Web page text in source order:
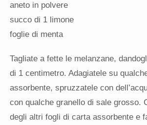
aneto in polvere
succo di 1 limone
foglie di menta
Tagliate a fette le melanzane,
di 1 centimetro. Adagiatele su
assorbente, spruzzatele con
con qualche granello di sale grosso.
degli altri fogli di carta assorbente e